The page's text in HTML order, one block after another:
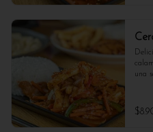
una